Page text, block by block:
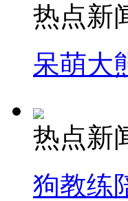
热点新
呆萌大
热点新
狗教练